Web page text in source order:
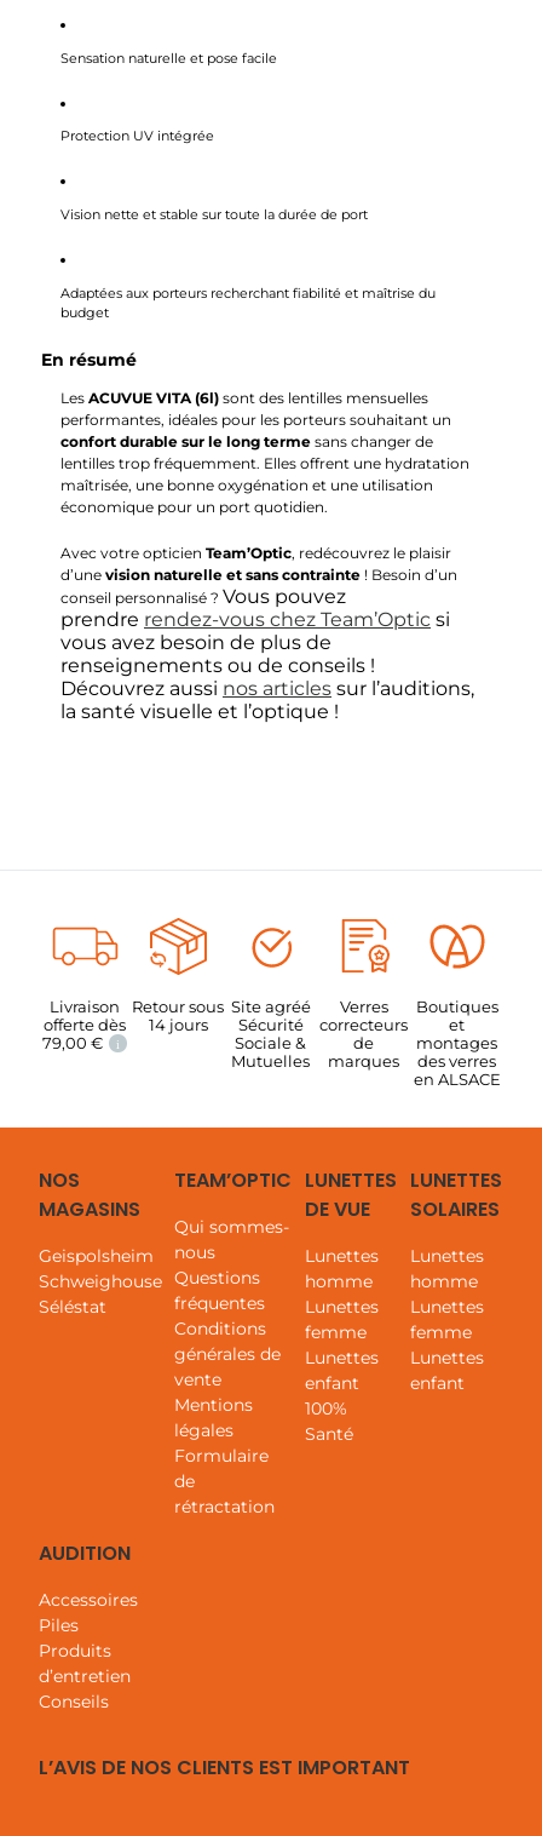
Sensation naturelle et pose facile
Protection UV intégrée
Vision nette et stable sur toute la durée de port
Adaptées aux porteurs recherchant fiabilité et maîtrise du
budget
En résumé
Les ACUVUE VITA (6l) sont des lentilles mensuelles
performantes, idéales pour les porteurs souhaitant un
confort durable sur le long terme sans changer de
lentilles trop fréquemment. Elles offrent une hydratation
maîtrisée, une bonne oxygénation et une utilisation
économique pour un port quotidien.
Avec votre opticien Team’Optic, redécouvrez le plaisir
d’une vision naturelle et sans contrainte ! Besoin d’un
conseil personnalisé ? Vous pouvez
prendre rendez-vous chez Team’Optic si
vous avez besoin de plus de
renseignements ou de conseils !
Découvrez aussi nos articles sur l’auditions,
la santé visuelle et l’optique !
Livraison
offerte dès
79,00€ i
Retour sous
14 jours
Site agréé
Sécurité
Sociale &
Mutuelles
Verres
correcteurs
de
marques
Boutiques
et
montages
des verres
en ALSACE
NOS
MAGASINS
Geispolsheim
Schweighouse
Séléstat
TEAM’OPTIC
Qui sommes-
nous
Questions
fréquentes
Conditions
générales de
vente
Mentions
légales
Formulaire
de
rétractation
LUNETTES
DE VUE
Lunettes
homme
Lunettes
femme
Lunettes
enfant
100%
Santé
LUNETTES
SOLAIRES
Lunettes
homme
Lunettes
femme
Lunettes
enfant
AUDITION
Accessoires
Piles
Produits
d’entretien
Conseils
L’AVIS DE NOS CLIENTS EST IMPORTANT